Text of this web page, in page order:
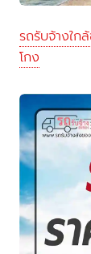
รถรับจ้างใก
โกง